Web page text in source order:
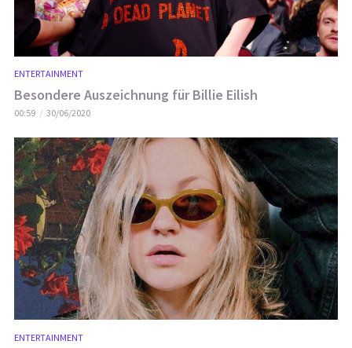
ENTERTAINMENT
Besondere Auszeichnung für Billie Eilish
00:59 30/06/2020
ENTERTAINMENT